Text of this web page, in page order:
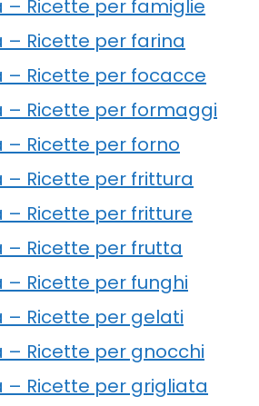
– Ricette per famiglie
– Ricette per farina
– Ricette per focacce
– Ricette per formaggi
– Ricette per forno
– Ricette per frittura
– Ricette per fritture
– Ricette per frutta
– Ricette per funghi
– Ricette per gelati
– Ricette per gnocchi
– Ricette per grigliata